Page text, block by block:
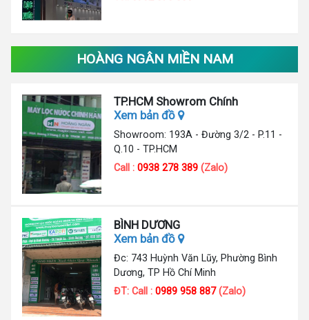
HOÀNG NGÂN MIỀN NAM
TP.HCM Showrom Chính
Xem bản đồ
Showroom: 193A - Đường 3/2 - P.11 -
Q.10 - TP.HCM
Call :0938 278 389(Zalo)
BÌNH DƯƠNG
Xem bản đồ
Đc: 743 Huỳnh Văn Lũy, Phường Bình
Dương, TP Hồ Chí Minh
ĐT: Call :0989 958 887(Zalo)